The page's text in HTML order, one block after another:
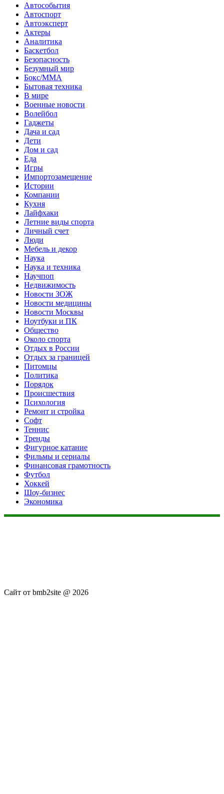
Автособытия
Автоспорт
Автоэксперт
Актеры
Аналитика
Баскетбол
Безопасность
Безумный мир
Бокс/MMA
Бытовая техника
В мире
Военные новости
Волейбол
Гаджеты
Дача и сад
Дети
Дом и сад
Еда
Игры
Импортозамещение
Истории
Компании
Кухня
Лайфхаки
Летние виды спорта
Личный счет
Люди
Мебель и декор
Наука
Наука и техника
Научпоп
Недвижимость
Новости ЗОЖ
Новости медицины
Новости Москвы
Ноутбуки и ПК
Общество
Около спорта
Отдых в России
Отдых за границей
Питомцы
Политика
Порядок
Происшествия
Психология
Ремонт и стройка
Софт
Теннис
Тренды
Фигурное катание
Фильмы и сериалы
Финансовая грамотность
Футбол
Хоккей
Шоу-бизнес
Экономика
Сайт от bmb2site @ 2026